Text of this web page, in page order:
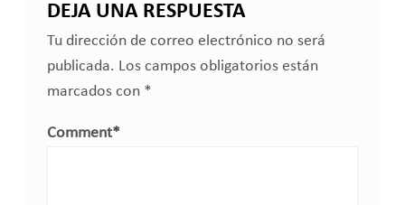
DEJA UNA RESPUESTA
Tu dirección de correo electrónico no será
publicada. Los campos obligatorios están
marcados con *
Comment*